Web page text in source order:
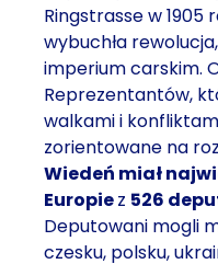
Ringstrasse w 1905
wybuchła
imperium carskim.
Reprezentantów,
walkami i
zorientowane na
Wiedeń miał
Europiez 526
Deputowani mogli
czesku, polsku,